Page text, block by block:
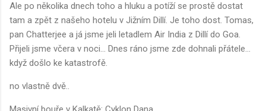
Ale po několika dnech toho a hluku a potíží se prostě dostat
tam a zpět z našeho hotelu v Jižním Dillí. Je toho dost. Tomas,
pan Chatterjee a já jsme jeli letadlem Air India z Dillí do Goa.
Přijeli jsme včera v noci... Dnes ráno jsme zde dohnali přátele...
když došlo ke katastrofě.
no vlastně dvě..